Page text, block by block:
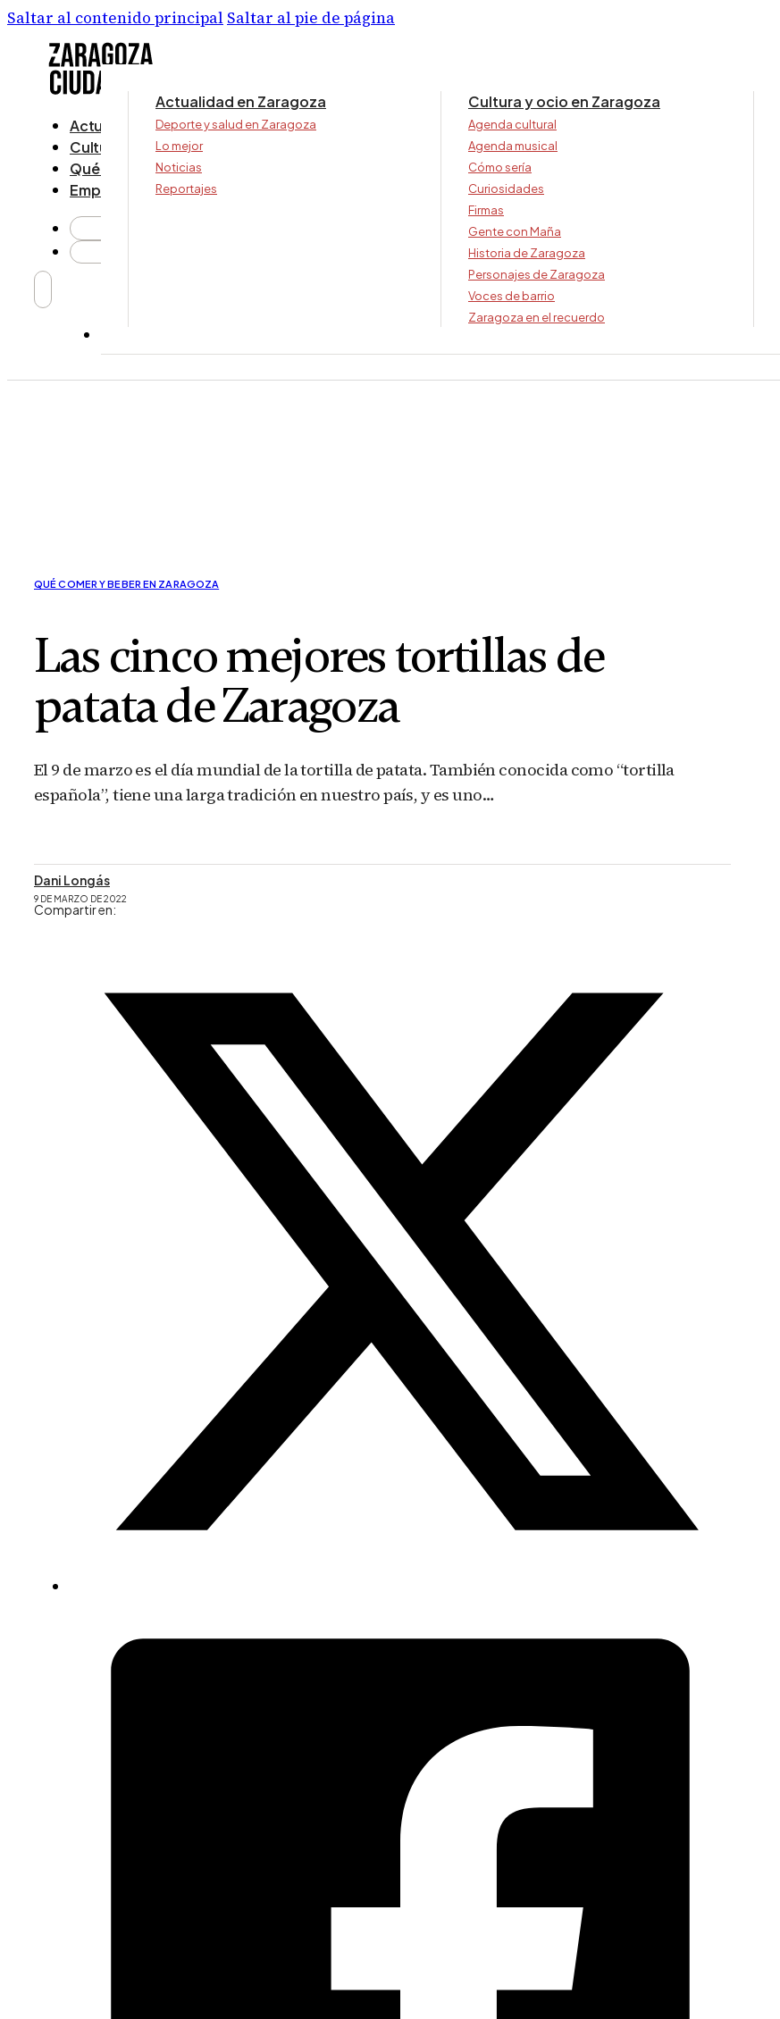
Saltar al contenido principal Saltar al pie de página
Actualidad
Cultura y ocio
Qué ver y hacer
Empresa
Actualidad en Zaragoza
Deporte y salud en Zaragoza
Lo mejor
Noticias
Reportajes
Cultura y ocio en Zaragoza
Agenda cultural
Agenda musical
Cómo sería
Curiosidades
Firmas
Gente con Maña
Historia de Zaragoza
Personajes de Zaragoza
Voces de barrio
Zaragoza en el recuerdo
QUÉ COMER Y BEBER EN ZARAGOZA
Las cinco mejores tortillas de
patata de Zaragoza
El 9 de marzo es el día mundial de la tortilla de patata. También conocida como “tortilla
española”, tiene una larga tradición en nuestro país, y es uno…
Dani Longás
9 DE MARZO DE 2022
Compartir en: